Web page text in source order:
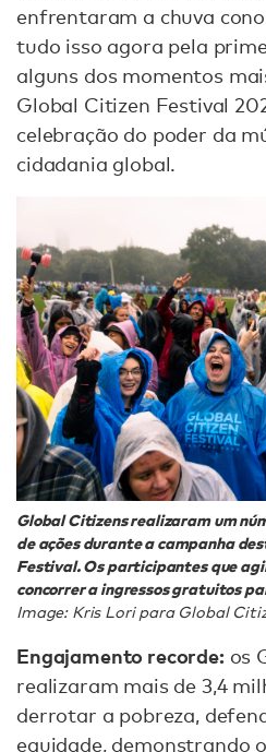
enfrentaram a chuva
tudo isso agora pela
alguns dos momentos
Global Citizen Festival
celebração do poder da
cidadania global.
Global Citizens realizaram um
de ações durante a campanha
Festival. Os participantes que
concorrer a ingressos gratuitos
Image: Kris Lori para Global
Engajamento recorde:os
realizaram mais de 3,4
derrotar a pobreza,
equidade, demonstrando